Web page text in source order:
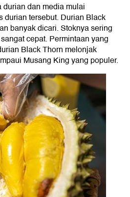
dan media mulai
durian tersebut. Durian Black
banyak dicari. Stoknya sering
cepat. Permintaan yang
Black Thorn melonjak
Musang King yang populer.